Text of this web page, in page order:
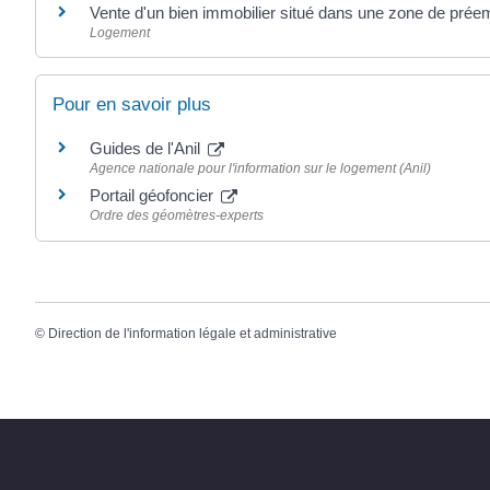
Vente d'un bien immobilier situé dans une zone de
Logement
Pour en savoir plus
Guides de l'Anil
Agence nationale pour l'information sur le logement (Anil)
Portail géofoncier
Ordre des géomètres-experts
© Direction de l'information légale et administrative